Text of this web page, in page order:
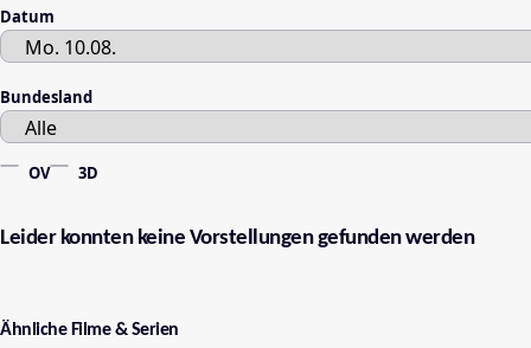
Datum
Bundesland
OV 3D
Leider konnten keine Vorstellungen gefunden werden
Ähnliche Filme & Serien